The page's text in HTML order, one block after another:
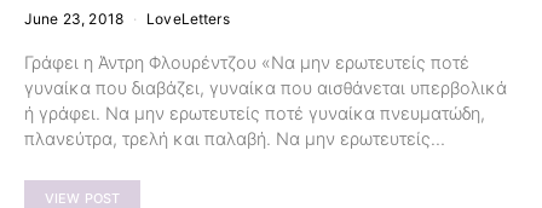
June 23, 2018 LoveLetters
Γράφει η Άντρη Φλουρέντζου «Να μην ερωτευτείς ποτέ
γυναίκα που διαβάζει, γυναίκα που αισθάνεται υπερβολικά
ή γράφει. Να μην ερωτευτείς ποτέ γυναίκα πνευματώδη,
πλανεύτρα, τρελή και παλαβή. Να μην ερωτευτείς…
VIEW POST